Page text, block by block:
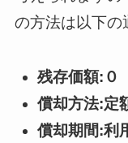
の方法は以下の
残存価額:０
償却方法:定
償却期間:利